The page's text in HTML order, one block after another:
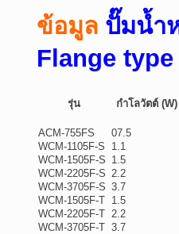
ข้อมูล ปั๊มน้ำ
Flange
รุ่น กำโลวัตต์ (W)
ACM-755FS
07.5
WCM-1105F-S
1.1
WCM-1505F-S 1.5
WCM-2205F-S 2.2
WCM-3705F-S 3.7
WCM-1505F-T 1.5
WCM-2205F-T 2.2
WCM-3705F-T 3.7